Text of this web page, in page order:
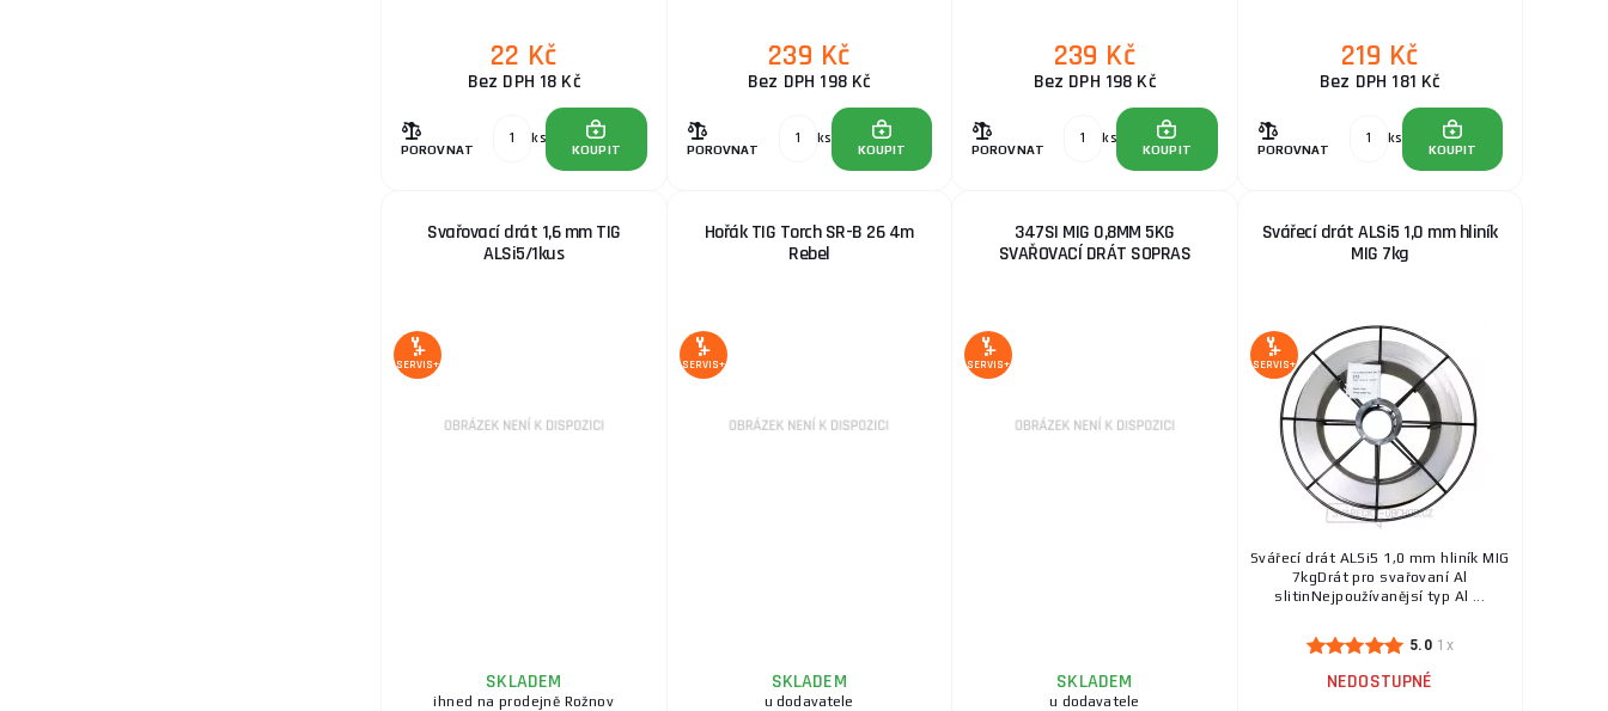
22 Kč
Bez DPH 18 Kč
POROVNAT
ks
KOUPIT
239 Kč
Bez DPH 198 Kč
POROVNAT
ks
KOUPIT
239 Kč
Bez DPH 198 Kč
POROVNAT
ks
KOUPIT
219 Kč
Bez DPH 181 Kč
POROVNAT
ks
KOUPIT
Svařovací drát 1,6 mm TIG
ALSi5/1kus
SERVIS+
SKLADEM
ihned na prodejně Rožnov
Hořák TIG Torch SR-B 26 4m
Rebel
SERVIS+
SKLADEM
u dodavatele
347SI MIG 0,8MM 5KG
SVAŘOVACÍ DRÁT SOPRAS
SERVIS+
SKLADEM
u dodavatele
Svářecí drát ALSi5 1,0 mm hliník
MIG 7kg
SERVIS+
Svářecí drát ALSi5 1,0 mm hliník MIG
7kgDrát pro svařovaní Al
slitinNejpoužívanějsí typ Al ...
5.0 1x
NEDOSTUPNÉ